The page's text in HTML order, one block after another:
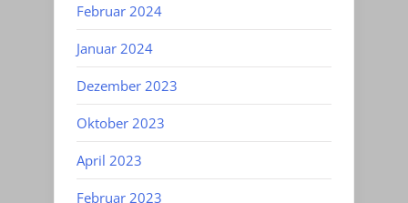
Februar 2024
Januar 2024
Dezember 2023
Oktober 2023
April 2023
Februar 2023